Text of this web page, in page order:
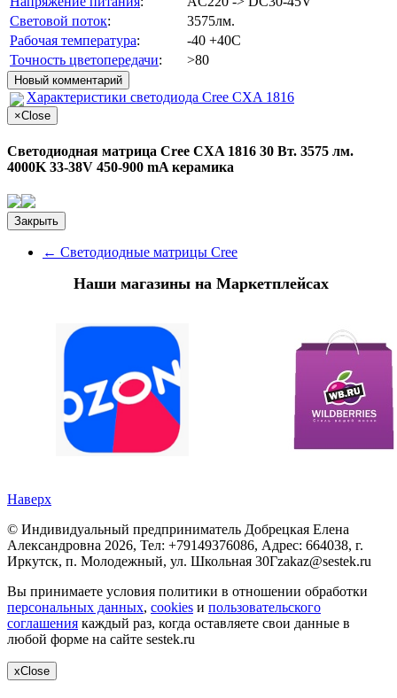
Световой поток:
3575лм.
Рабочая температура:
-40 +40С
Точность цветопередачи: >80
Новый комментарий
Характеристики светодиода Cree CXA 1816
×Close
Светодиодная матрица Cree CXA 1816 30 Вт. 3575 лм.
4000K 33-38V 450-900 mA керамика
Закрыть
← Светодиодные матрицы Cree
Наши магазины на Маркетплейсах
Наверх
© Индивидуальный предприниматель Добрецкая Елена
Александровна 2026, Тел: +79149376086, Адрес: 664038, г.
Иркутск, п. Молодежный, ул. Школьная 30Гzakaz@sestek.ru
Вы принимаете условия политики в отношении обработки
персональных данных, cookies и пользовательского
соглашения каждый раз, когда оставляете свои данные в
любой форме на сайте sestek.ru
xClose